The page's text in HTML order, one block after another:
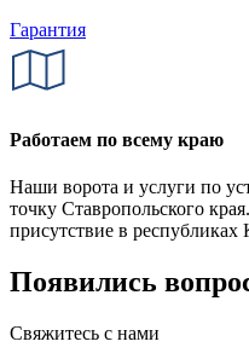
Гарантия
Работаем по всему краю
Наши ворота и услуги по
точку Ставропольского
присутствие в
Появились
Свяжитесь с нами